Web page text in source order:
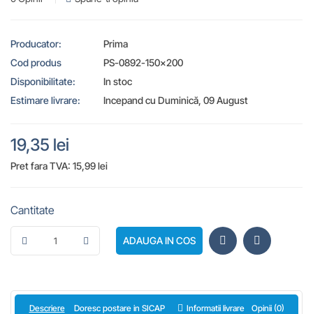
Producator:
Prima
Cod produs
PS-0892-150x200
Disponibilitate:
In stoc
Estimare livrare:
Incepand cu Duminică, 09 August
19,35 lei
Pret fara TVA: 15,99 lei
Cantitate
ADAUGA IN COS
Descriere Doresc postare in SICAP Informatii livrare Opinii (0)